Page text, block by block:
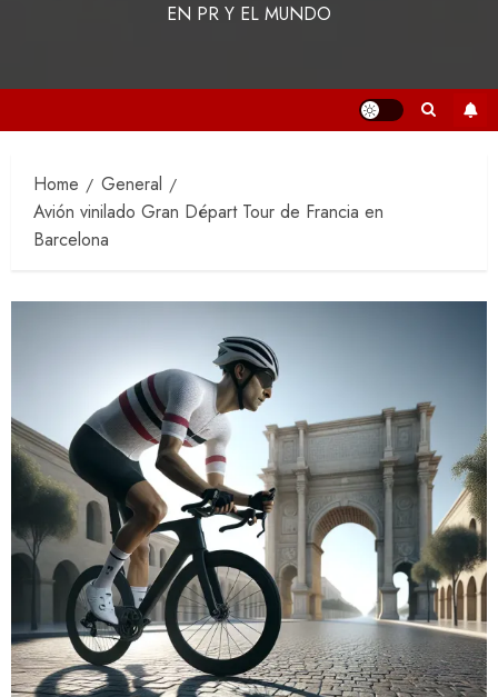
EN PR Y EL MUNDO
Home
General
Avión vinilado Gran Départ Tour de Francia en
Barcelona